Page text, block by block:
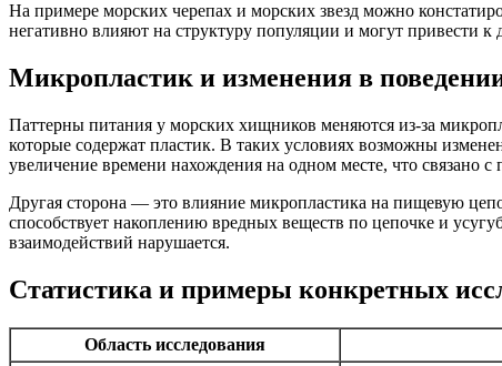
На примере морских черепах и морских звезд можно
негативно влияют на структуру популяции и могут привести
Микропластик и изменения в
Паттерны питания у морских хищников меняются из-за
которые содержат пластик. В таких условиях возможны
увеличение времени нахождения на одном месте, что
Другая сторона — это влияние микропластика на пищевую
способствует накоплению вредных веществ по цепочке и
взаимодействий нарушается.
Статистика и примеры конкретных
Область исследования